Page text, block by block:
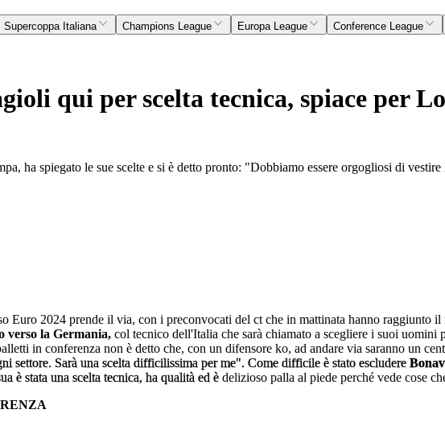
Supercoppa Italiana Champions League Europa League
Conference League
qui per scelta tecnica, spiace per
ha spiegato le sue scelte e si è detto pronto: "Dobbiamo essere orgogliosi di
Euro 2024 prende il via, con i preconvocati del ct che in mattinata hanno raggiunto
verso la Germania, col tecnico dell'Italia che sarà chiamato a scegliere i suoi
in conferenza non è detto che, con un difensore ko, ad andare via saranno un
settore. Sarà una scelta difficilissima per me". Come difficile è stato escludere
è stata una scelta tecnica, ha qualità ed è delizioso palla al piede perché vede cose